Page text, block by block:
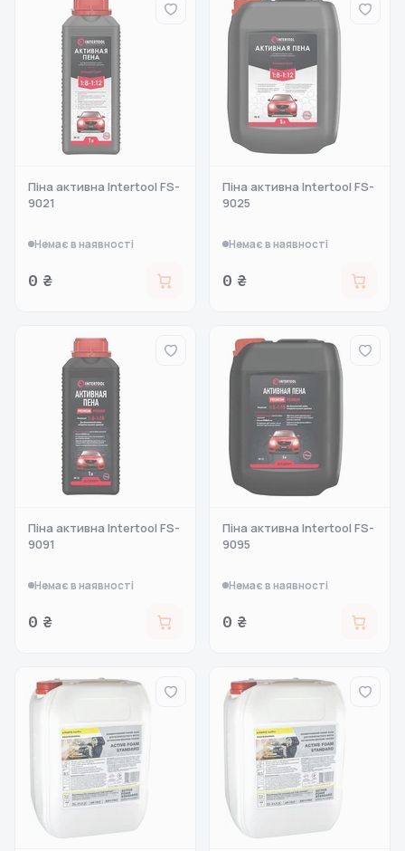
Піна активна Intertool FS-
9021
Немає в наявності
0 ₴
Піна активна Intertool FS-
9025
Немає в наявності
0 ₴
Піна активна Intertool FS-
9091
Немає в наявності
0 ₴
Піна активна Intertool FS-
9095
Немає в наявності
0 ₴